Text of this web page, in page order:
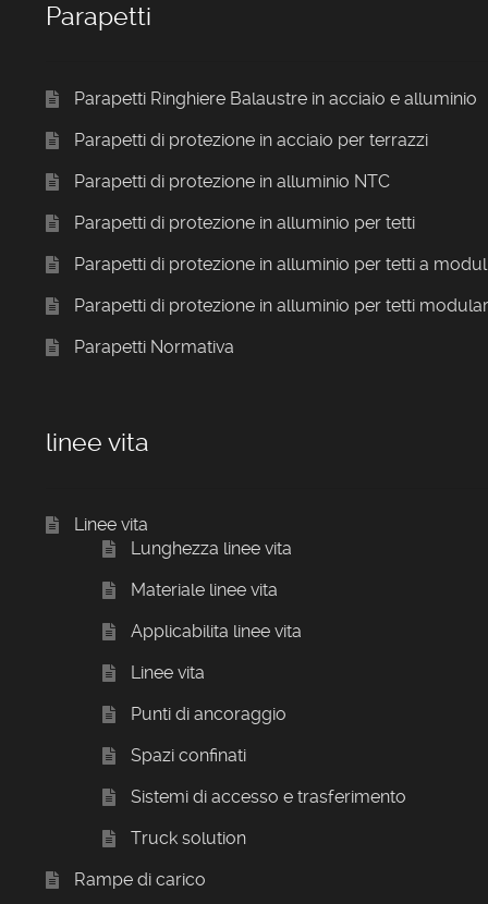
Parapetti
Parapetti Ringhiere Balaustre in acciaio e alluminio
Parapetti di protezione in acciaio per terrazzi
Parapetti di protezione in alluminio NTC
Parapetti di protezione in alluminio per tetti
Parapetti di protezione in alluminio per tetti a
Parapetti di protezione in alluminio per tetti
Parapetti Normativa
linee vita
Linee vita
Lunghezza linee vita
Materiale linee vita
Applicabilita linee vita
Linee vita
Punti di ancoraggio
Spazi confinati
Sistemi di accesso e trasferimento
Truck solution
Rampe di carico